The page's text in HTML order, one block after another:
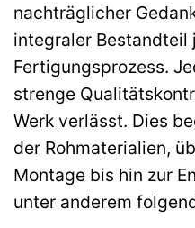
nachträglicher
integraler Bestandteil
Fertigungsprozess.
strenge
Werk verlässt. Dies
der Rohmaterialien,
Montage bis hin zur
unter anderem